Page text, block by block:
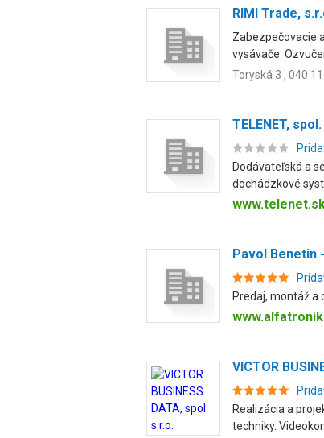
RIMI Trade,
Zabezpečovacie
vysávače.
Toryská 3 , 040
TELENET,
Dodávateľská a
dochádzkové
Pavol Benetin
Predaj, montáž a
VICTOR
Realizácia a
techniky.